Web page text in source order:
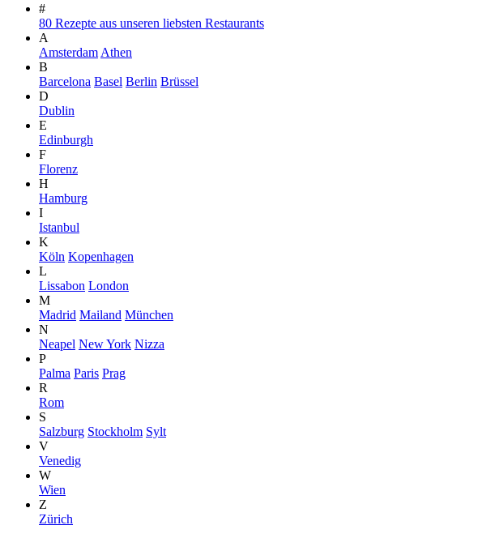
#
80 Rezepte aus unseren liebsten Restaurants
A
Amsterdam Athen
B
Barcelona Basel Berlin Brüssel
D
Dublin
E
Edinburgh
F
Florenz
H
Hamburg
I
Istanbul
K
Köln Kopenhagen
L
Lissabon London
M
Madrid Mailand München
N
Neapel New York Nizza
P
Palma Paris Prag
R
Rom
S
Salzburg Stockholm Sylt
V
Venedig
W
Wien
Z
Zürich